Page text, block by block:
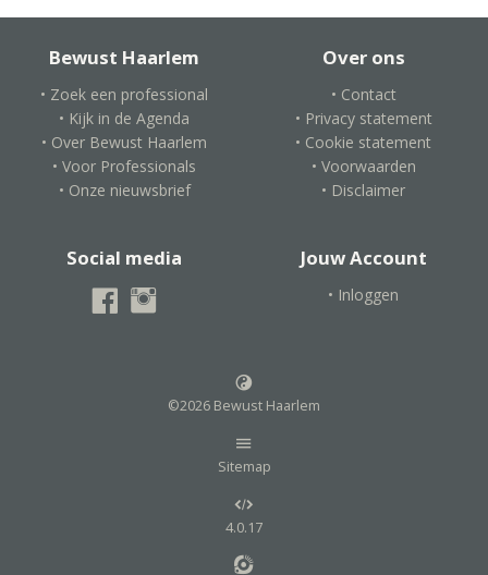
Bewust Haarlem
• Zoek een professional
• Kijk in de Agenda
• Over Bewust Haarlem
• Voor Professionals
• Onze nieuwsbrief
Over ons
• Contact
• Privacy statement
• Cookie statement
• Voorwaarden
• Disclaimer
Social media Jouw Account
• Inloggen
©2026 Bewust Haarlem
Sitemap
4.0.17